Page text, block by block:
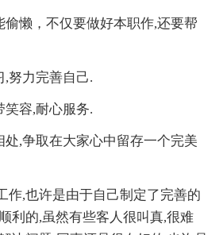
懒，不仅要做好本职作,还要帮
力完善自己.
容,耐心服务.
,争取在大家心中留存一个完美
,也许是由于自己制定了完善的
利的,虽然有些客人很叫真,很难